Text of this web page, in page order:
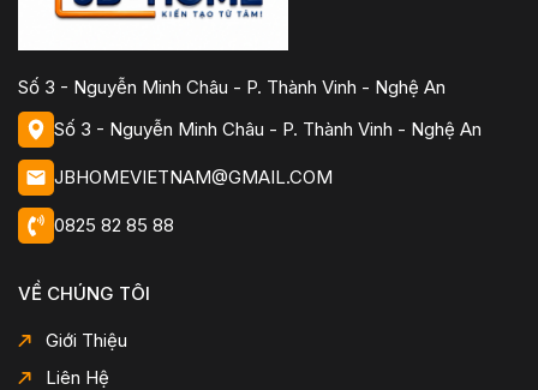
Số 3 - Nguyễn Minh Châu - P. Thành Vinh - Nghệ An
Số 3 - Nguyễn Minh Châu - P. Thành Vinh - Nghệ An
JBHOMEVIETNAM@GMAIL.COM
0825 82 85 88
VỀ CHÚNG TÔI
Giới Thiệu
Liên Hệ